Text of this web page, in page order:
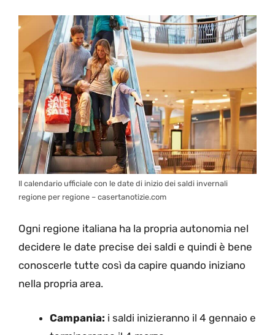
Il calendario ufficiale con le date di inizio dei saldi invernali
regione per regione – casertanotizie.com
Ogni regione italiana ha la propria autonomia nel
decidere le date precise dei saldi e quindi è bene
conoscerle tutte così da capire quando iniziano
nella propria area.
Campania: i saldi inizieranno il 4 gennaio e